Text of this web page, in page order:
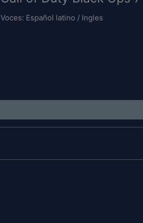
Voces: Español latino / Ingles